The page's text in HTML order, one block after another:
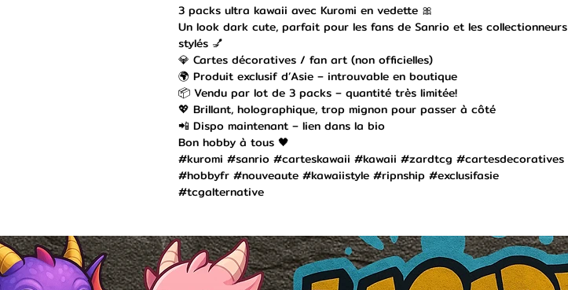
3 packs ultra kawaii avec Kuromi en vedette 🎀
Un look dark cute, parfait pour les fans de Sanrio et les collectionneurs
stylés 💅
💎 Cartes décoratives / fan art (non officielles)
🌍 Produit exclusif d’Asie – introuvable en boutique
📦 Vendu par lot de 3 packs – quantité très limitée!
💖 Brillant, holographique, trop mignon pour passer à côté
📲 Dispo maintenant – lien dans la bio
Bon hobby à tous 🖤
#kuromi #sanrio #carteskawaii #kawaii #zardtcg #cartesdecoratives
#hobbyfr #nouveaute #kawaiistyle #ripnship #exclusifasie
#tcgalternative